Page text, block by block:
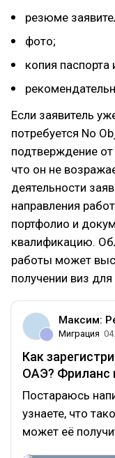
резюме
фото;
копия паспорта
Если заявитель
потребуется No
подтверждение
что он не
деятельности
направления
портфолио и
квалификацию.
работы может
получении виз
Максим:
Миграция
Как
ОАЭ? Фриланс
Постараюсь
узнаете, что
может её